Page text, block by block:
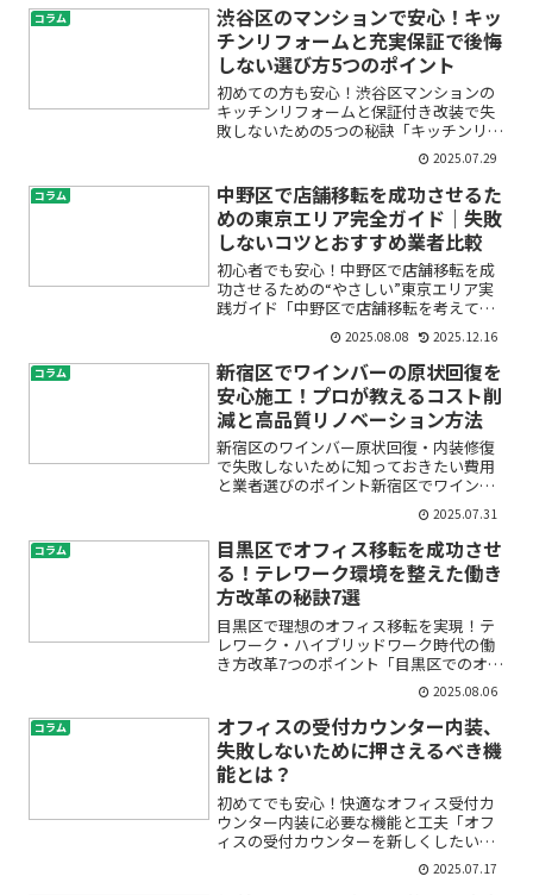
コラム
渋谷区のマンションで安心！キッ
チンリフォームと充実保証で後悔
しない選び方5つのポイント
初めての方も安心！渋谷区マンションの
キッチンリフォームと保証付き改装で失
敗しないための5つの秘訣「キッチンリフ
ォームをしたいけど、どこに頼めば安心
できるの？」「工事後にトラブルがあっ
たらどうしよう…」とお悩みではありま
せんか。特に渋谷区のマ...
2025.07.29
コラム
中野区で店舗移転を成功させるた
めの東京エリア完全ガイド｜失敗
しないコツとおすすめ業者比較
初心者でも安心！中野区で店舗移転を成
功させるための“やさしい”東京エリア実
践ガイド「中野区で店舗移転を考えてい
るけれど、何から始めればいいのか分か
らない」「費用や手続きが不安」「信頼
できる業者はどう選ぶ？」──そんなお
悩みをお持ちではありま...
2025.08.08 2025.12.16
コラム
新宿区でワインバーの原状回復を
安心施工！プロが教えるコスト削
減と高品質リノベーション方法
新宿区のワインバー原状回復・内装修復
で失敗しないために知っておきたい費用
と業者選びのポイント新宿区でワインバ
ーを運営されている方、またはこれから
居抜き物件で開業を検討している方の中
には、「原状回復の費用ってどれくらい
かかるの？」「費用を抑え...
2025.07.31
コラム
目黒区でオフィス移転を成功させ
る！テレワーク環境を整えた働き
方改革の秘訣7選
目黒区で理想のオフィス移転を実現！テ
レワーク・ハイブリッドワーク時代の働
き方改革7つのポイント「目黒区でのオフ
ィス移転を考えているけれど、何から始
めればよいかわからない」「テレワーク
やリモートワーク、ハイブリッドワーク
も導入したいけど、具体...
2025.08.06
コラム
オフィスの受付カウンター内装、
失敗しないために押さえるべき機
能とは？
初めてでも安心！快適なオフィス受付カ
ウンター内装に必要な機能と工夫「オフ
ィスの受付カウンターを新しくしたいけ
ど、どんな機能が必要かわからない」
「来客対応はもちろん、セキュリティや
2025.07.17